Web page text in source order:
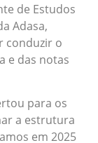
de Estudos
Adasa,
conduzir o
e das notas
para os
a estrutura
em 2025